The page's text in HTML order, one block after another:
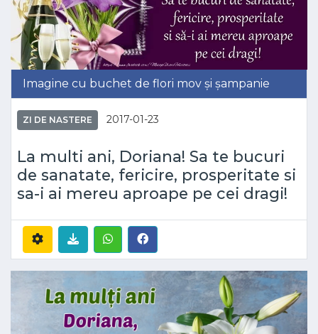
Imagine cu buchet de flori mov și șampanie
ZI DE NASTERE 2017-01-23
La multi ani, Doriana! Sa te bucuri
de sanatate, fericire, prosperitate si
sa-i ai mereu aproape pe cei dragi!